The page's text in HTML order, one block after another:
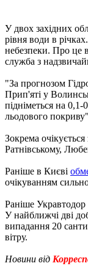
У двох західних
рівня води в
небезпеки. Про це
служба з
"За прогнозом
Прип'яті у
підніметься на
льодового
Зокрема
Ратнівському,
Раніше в Києві
очікуванням
Раніше Укравтодор
У найближчі дві
випадання 20
вітру.
Новини від